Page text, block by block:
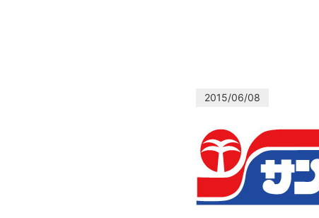
2015/06/08